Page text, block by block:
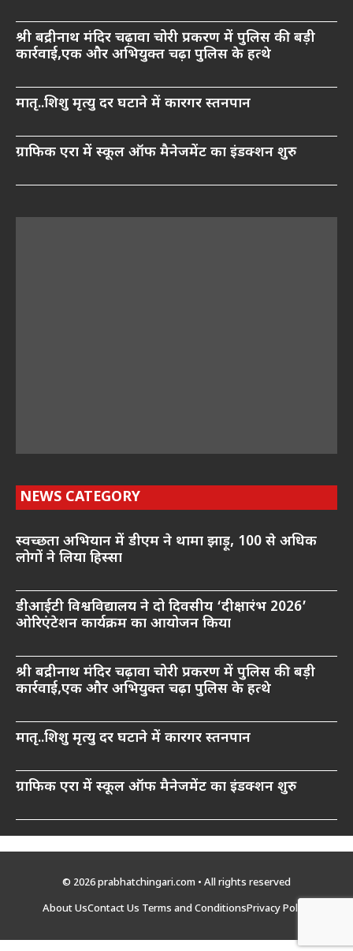
श्री बद्रीनाथ मंदिर चढ़ावा चोरी प्रकरण में पुलिस की बड़ी
कार्रवाई,एक और अभियुक्त चढ़ा पुलिस के हत्थे
मातृ..शिशु मृत्यु दर घटाने में कारगर स्तनपान
ग्राफिक एरा में स्कूल ऑफ मैनेजमेंट का इंडक्शन शुरु
NEWS CATEGORY
स्वच्छता अभियान में डीएम ने थामा झाड़ू, 100 से अधिक
लोगों ने लिया हिस्सा
डीआईटी विश्वविद्यालय ने दो दिवसीय ‘दीक्षारंभ 2026’
ओरिएंटेशन कार्यक्रम का आयोजन किया
श्री बद्रीनाथ मंदिर चढ़ावा चोरी प्रकरण में पुलिस की बड़ी
कार्रवाई,एक और अभियुक्त चढ़ा पुलिस के हत्थे
मातृ..शिशु मृत्यु दर घटाने में कारगर स्तनपान
ग्राफिक एरा में स्कूल ऑफ मैनेजमेंट का इंडक्शन शुरु
© 2026 prabhatchingari.com • All rights reserved
About UsContact Us Terms and ConditionsPrivacy Policy